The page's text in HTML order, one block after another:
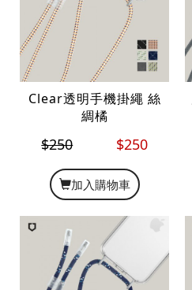
Clear透明手機掛繩 絲
綢橘
$250 $250
加入購物車